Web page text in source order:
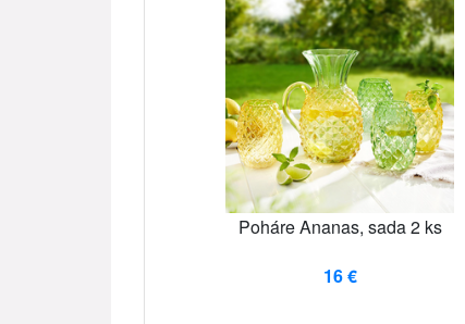
Poháre Ananas, sada 2 ks
16 €